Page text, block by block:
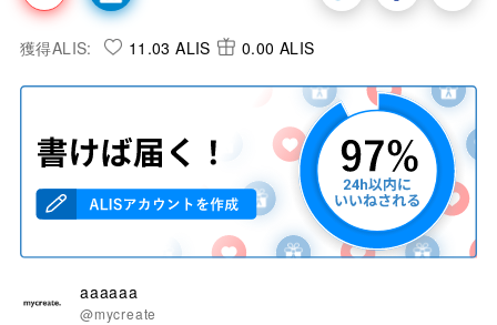
獲得ALIS: 11.03 ALIS 0.00 ALIS
aaaaaa
@mycreate